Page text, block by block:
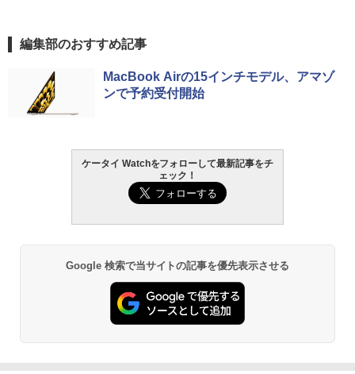
編集部のおすすめ記事
MacBook Airの15インチモデル、アマゾ
ンで予約受付開始
ケータイ Watchをフォローして最新記事をチ
ェック！
Google 検索で当サイトの記事を優先表示させる